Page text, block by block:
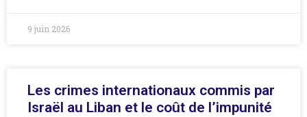
9 juin 2026
Les crimes internationaux commis par
Israël au Liban et le coût de l’impunité